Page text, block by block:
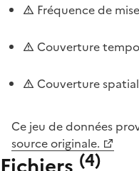
Fréquence de
Couverture
Couverture
Ce jeu de données
source originale.
(4)